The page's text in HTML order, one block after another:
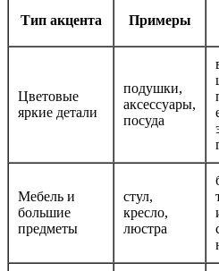
Тип акцента Примеры
Цветовые
яркие детали
подушки,
аксессуары,
посуда
Мебель и
большие
предметы
стул,
кресло,
люстра